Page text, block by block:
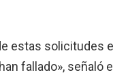
estas solicitudes
fallado», señaló